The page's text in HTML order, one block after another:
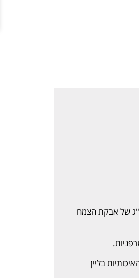
של עלי ג'ינקו בילובה במינון של 90 מ"ג ובתוספת 45 מ"ג של אבקת הצמח
בליין